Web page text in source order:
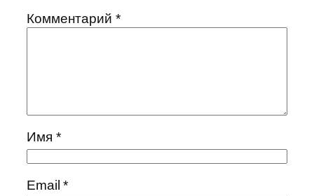
Комментарий *
Имя *
Email*